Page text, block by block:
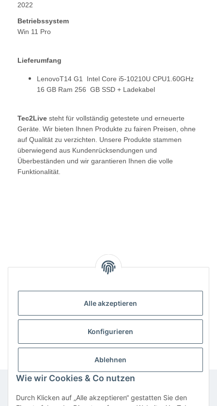
Alle akzeptieren
Konfigurieren
Ablehnen
Wie wir Cookies & Co nutzen
Durch Klicken auf „Alle akzeptieren“ gestatten Sie den
2022
Betriebssystem
Win 11 Pro
Lieferumfang
LenovoT14 G1 Intel Core i5-10210U CPU1.60GHz
16 GB Ram 256 GB SSD + Ladekabel
Tec2Live steht für vollständig getestete und erneuerte
Geräte. Wir bieten Ihnen Produkte zu fairen Preisen, ohne
auf Qualität zu verzichten. Unsere Produkte stammen
überwiegend aus Kundenrücksendungen und
Überbeständen und wir garantieren Ihnen die volle
Funktionalität.
Benachrichtigen, wenn verfügbar